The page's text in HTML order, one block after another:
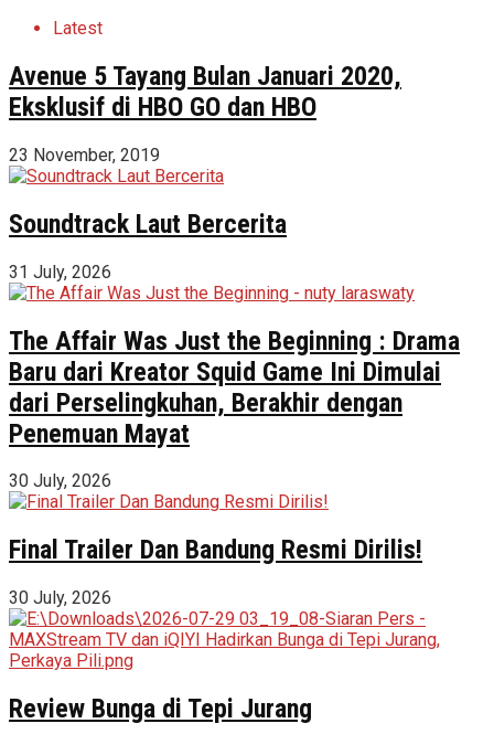
Latest
Avenue 5 Tayang Bulan Januari 2020,
Eksklusif di HBO GO dan HBO
23 November, 2019
Soundtrack Laut Bercerita
31 July, 2026
The Affair Was Just the Beginning : Drama
Baru dari Kreator Squid Game Ini Dimulai
dari Perselingkuhan, Berakhir dengan
Penemuan Mayat
30 July, 2026
Final Trailer Dan Bandung Resmi Dirilis!
30 July, 2026
Review Bunga di Tepi Jurang